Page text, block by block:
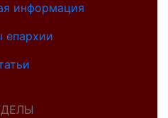
информация
епархии